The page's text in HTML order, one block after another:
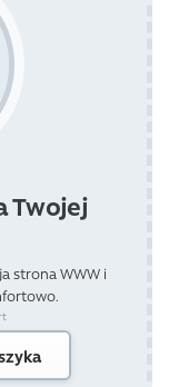
Twojej
strona WWW i